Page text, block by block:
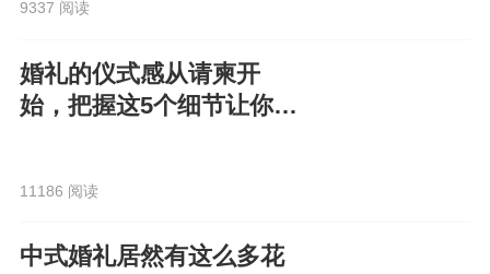
9337 阅读
婚礼的仪式感从请柬开
始，把握这5个细节让你的
11186 阅读
中式婚礼居然有这么多花